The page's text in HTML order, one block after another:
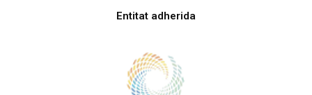
Entitat adherida